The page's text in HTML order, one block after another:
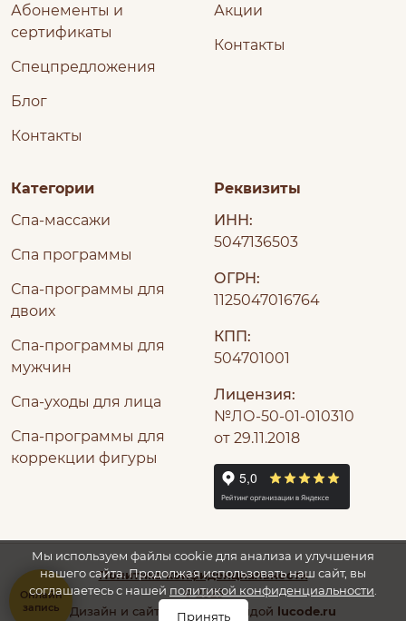
Абонементы и
сертификаты
Спецпредложения
Блог
Контакты
Акции
Контакты
Категории
Спа-массажи
Спа программы
Спа-программы для
двоих
Спа-программы для
мужчин
Спа-уходы для лица
Спа-программы для
коррекции фигуры
Реквизиты
ИНН:
5047136503
ОГРН:
1125047016764
КПП:
504701001
Лицензия:
№ЛО-50-01-010310
от 29.11.2018
© 2025
Дизайн и сайт сделан командой lucode.ru
Политика конфиденциальности
Мы используем файлы cookie для анализа и улучшения
нашего сайта. Продолжая использовать наш сайт, вы
соглашаетесь с нашей политикой конфиденциальности
Принять
Онлайн
запись